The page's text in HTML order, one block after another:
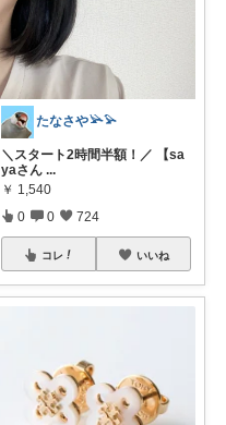
たなさや𓅪𓅫
＼スタート2時間半額！／ 【sa
yaさん ...
￥ 1,540
0 0 724
コレ いいね